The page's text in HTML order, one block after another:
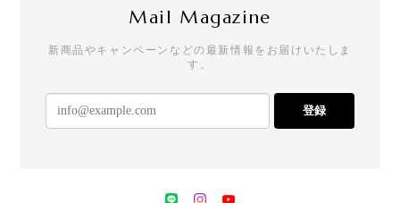
Mail Magazine
新商品やキャンペーンなどの最新情報をお届けいたしま
す。
登録